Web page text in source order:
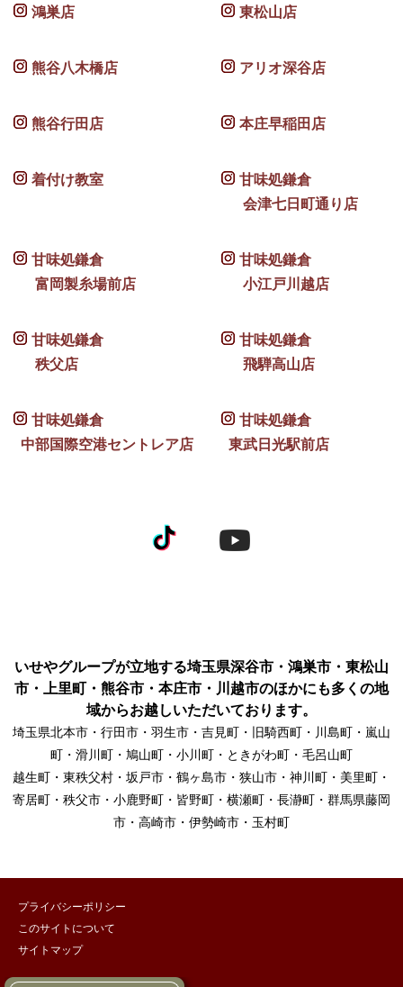
鴻巣店 東松山店
熊谷八木橋店 アリオ深谷店
熊谷行田店 本庄早稲田店
着付け教室
甘味処鎌倉
会津七日町通り店
甘味処鎌倉
富岡製糸場前店
甘味処鎌倉
小江戸川越店
甘味処鎌倉
秩父店
甘味処鎌倉
飛騨高山店
甘味処鎌倉
中部国際空港セントレア店
甘味処鎌倉
東武日光駅前店
いせやグループが立地する埼玉県深谷市・鴻巣市・東松山
市・上里町・熊谷市・本庄市・川越市のほかにも多くの地
域からお越しいただいております。
埼玉県北本市・行田市・羽生市・吉見町・旧騎西町・川島町・嵐山
町・滑川町・鳩山町・小川町・ときがわ町・毛呂山町
越生町・東秩父村・坂戸市・鶴ヶ島市・狭山市・神川町・美里町・
寄居町・秩父市・小鹿野町・皆野町・横瀬町・長瀞町・群馬県藤岡
市・高崎市・伊勢崎市・玉村町
プライバシーポリシー
このサイトについて
サイトマップ